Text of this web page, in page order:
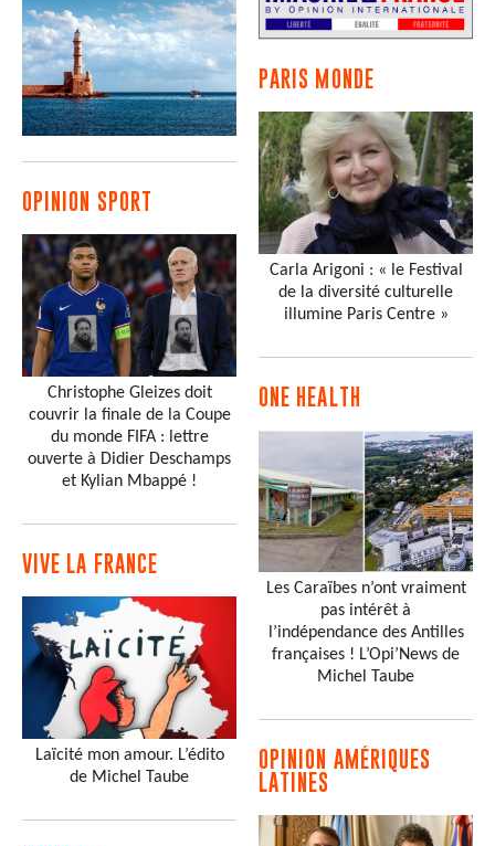
OPINION SPORT
Christophe Gleizes doit
couvrir la finale de la Coupe
du monde FIFA : lettre
ouverte à Didier Deschamps
et Kylian Mbappé !
VIVE LA FRANCE
Laïcité mon amour. L’édito
de Michel Taube
PARIS MONDE
Carla Arigoni : « le Festival
de la diversité culturelle
illumine Paris Centre »
ONE HEALTH
Les Caraïbes n’ont vraiment
pas intérêt à
l’indépendance des Antilles
françaises ! L’Opi’News de
Michel Taube
OPINION AMÉRIQUES
LATINES